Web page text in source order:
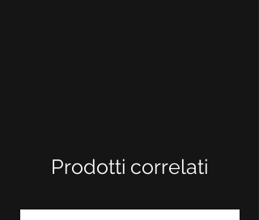
Prodotti correlati